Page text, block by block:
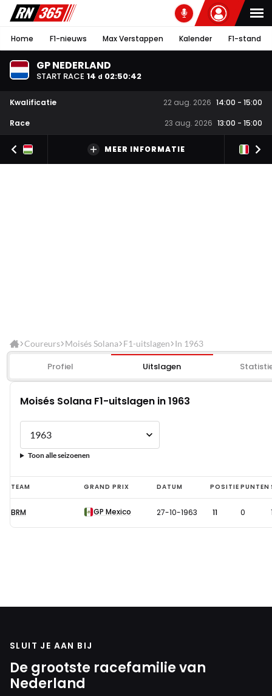
Home F1-nieuws Max Verstappen Kalender F1-stand
GP NEDERLAND
START RACE 14 d 02:50:41
Kwalificatie 22 aug. 2026 14:00 - 15:00
Race
23 aug. 2026 13:00 - 15:00
MEER INFORMATIE
Coureurs Moisés Solana F1-uitslagen In 1963
Profiel Uitslagen
Moisés Solana F1-uitslagen in 1963
Toon alle seizoenen
Moisés
Solana
F1-
TEAM GRAND PRIX DATUM POSITIE PUNTEN
BRM GP Mexico 27-10-1963 11 0
SLUIT JE AAN BIJ
De grootste racefamilie van
Nederland